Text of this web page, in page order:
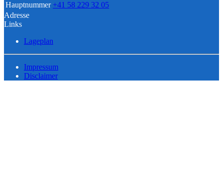
Hauptnummer +41 58 229 32 05
Adresse
Links
Lageplan
Impressum
Disclaimer